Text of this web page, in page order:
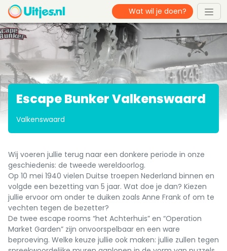
Escape Bunker Valkenswaard
Valkenswaard
Wij voeren jullie terug naar een donkere periode in onze
geschiedenis: de tweede wereldoorlog.
Op 10 mei 1940 vielen Duitse troepen Nederland binnen en
volgde een bezetting van 5 jaar. Wat doe je dan? Kiezen
jullie ervoor om onder te duiken zoals Anne Frank of om te
vechten tegen de bezetter?
De twee escape rooms “het Achterhuis” en “Operation
Market Garden” zijn onvoorspelbaar en een ware
beproeving. Welke keuze jullie ook maken: jullie zullen tegen